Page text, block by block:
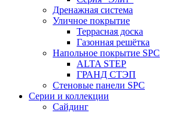
Дренажная система
Уличное покрытие
Террасная доска
Газонная решётка
Напольное покрытие SPC
ALTA STEP
ГРАНД СТЭП
Стеновые панели SPC
Серии и коллекции
Сайдинг